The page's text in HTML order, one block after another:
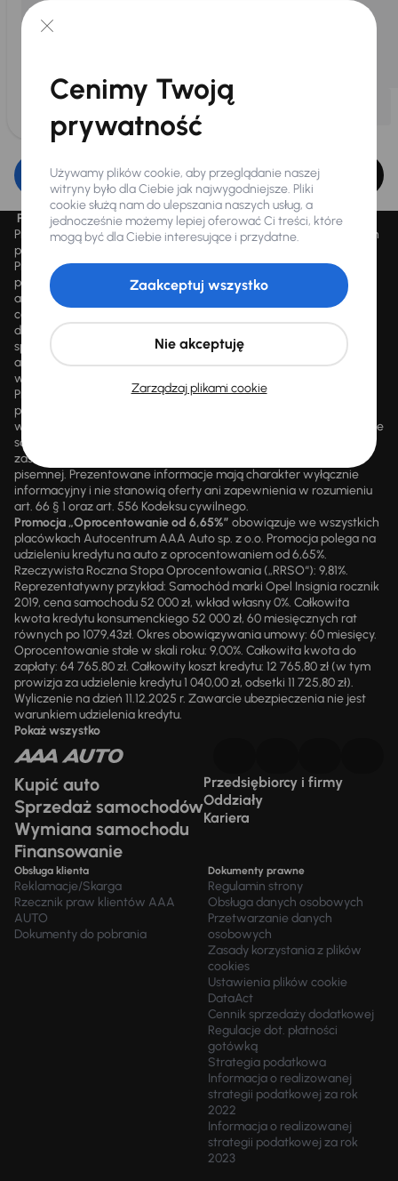
Edytuj filtr
Promocja „Letnie przeceny aż 1500 aut”
Promocja „Letnie przeceny aż 1500 aut” obowiązuje we wszystkich
placówkach Autocentrum AAA AUTO Sp. z o.o. („AAA AUTO”).
Promocja polega na możliwości nabycia wybranych pojazdów
przecenionych, wskazanych w serwisie internetowym
aaaauto.pl/promocja, ze zniżką uwidocznioną w prezentowanej
cenie. Zniżka jest obliczana jako różnica pomiędzy najniższą ceną
danego pojazdu z 30 dni przed obniżką a jego aktualną ceną
sprzedaży. Liczba samochodów objętych promocją jest zmienna i
aktualizowana na bieżąco; średnia liczba dostępnych pojazdów
wynosi około 1500, a nowe auta są dodawane każdego dnia.
Promocji nie można łączyć z innymi aktualnie obowiązującymi
promocjami ani rabatami, ani dochodzić do niej prawa z mocą
wsteczną. Szczegółowe informacje o zasadach promocji udzielane
są przez upoważnionych pracowników AAA AUTO. AAA AUTO
zastrzega sobie prawo do zawarcia umowy wyłącznie w formie
pisemnej. Prezentowane informacje mają charakter wyłącznie
informacyjny i nie stanowią oferty ani zapewnienia w rozumieniu
art. 66 § 1 oraz art. 556 Kodeksu cywilnego.
Promocja „Oprocentowanie od 6,65%” obowiązuje we wszystkich
placówkach Autocentrum AAA Auto sp. z o.o. Promocja polega na
udzieleniu kredytu na auto z oprocentowaniem od 6,65%.
Rzeczywista Roczna Stopa Oprocentowania („RRSO“): 9,81%.
Reprezentatywny przykład: Samochód marki Opel Insignia rocznik
2019, cena samochodu 52 000 zł, wkład własny 0%. Całkowita
kwota kredytu konsumenckiego 52 000 zł, 60 miesięcznych rat
równych po 1079,43zł. Okres obowiązywania umowy: 60 miesięcy.
Oprocentowanie stałe w skali roku: 9,00%. Całkowita kwota do
zapłaty: 64 765,80 zł. Całkowity koszt kredytu: 12 765,80 zł (w tym
prowizja za udzielenie kredytu 1 040,00 zł, odsetki 11 725,80 zł).
Wyliczenie na dzień 11.12.2025 r. Zawarcie ubezpieczenia nie jest
warunkiem udzielenia kredytu.
Pokaż wszystko
Kupić auto
Sprzedaż samochodów
Wymiana samochodu
Finansowanie
Przedsiębiorcy i firmy
Oddziały
Kariera
Obsługa klienta
Reklamacje/Skarga
Rzecznik praw klientów AAA
AUTO
Dokumenty do pobrania
Dokumenty prawne
Regulamin strony
Obsługa danych osobowych
Przetwarzanie danych
osobowych
Zasady korzystania z plików
cookies
Ustawienia plików cookie
DataAct
Cennik sprzedaży dodatkowej
Regulacje dot. płatności
gotówką
Strategia podatkowa
Informacja o realizowanej
strategii podatkowej za rok
2022
Informacja o realizowanej
strategii podatkowej za rok
2023
Cenimy Twoją
prywatność
Używamy plików cookie, aby przeglądanie naszej
witryny było dla Ciebie jak najwygodniejsze. Pliki
cookie służą nam do ulepszania naszych usług, a
jednocześnie możemy lepiej oferować Ci treści, które
mogą być dla Ciebie interesujące i przydatne.
Zarządzaj plikami cookie
Nie akceptuję
Zaakceptuj wszystko